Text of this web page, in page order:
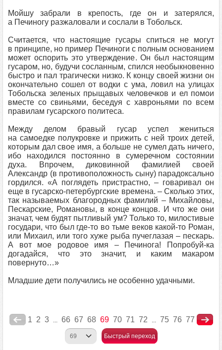
Мойшу забрали в крепость, где он и затерялся,
а Печиногу разжаловали и сослали в Тобольск.
Считается, что настоящие гусары спиться не могут
в принципе, но пример Печиноги с полным основанием
может оспорить это утверждение. Он был настоящим
гусаром, но, будучи сосланным, спился необыкновенно
быстро и пал трагически низко. К концу своей жизни он
окончательно сошел от водки с ума, ловил на улицах
Тобольска зеленых прыщавых человечков и ел помои
вместе со свиньями, беседуя с хавроньями по всем
правилам гусарского политеса.
Между делом бравый гусар успел жениться
на самоедке полукровке и прижить с ней троих детей,
которым дал свое имя, а больше не сумел дать ничего,
ибо находился постоянно в сумеречном состоянии
духа. Впрочем, диковинной фамилией своей
Александр (в противоположность сыну) парадоксально
гордился. «А поглядеть пристрастно, – говаривал он
еще в гусарско-петербургские времена. – Сколько этих,
так называемых благородных фамилий – Михайловы,
Пескарские, Романовы, в конце концов. И что же они
значат, чем будят пытливый ум? Только то, милостивые
государи, что был где-то во тьме веков какой-то Роман,
или Михаил, или того хуже рыба пучеглазая – пескарь.
А вот мое родовое имя – Печинога! Попробуй-ка
догадайся, что это значит, и каким макаром
повернуто…»
Младшие дети получились не особенно удачными.
1 2 3 ... 66 67 68 69 70 71 72 ... 75 76 77
Быстрый переход